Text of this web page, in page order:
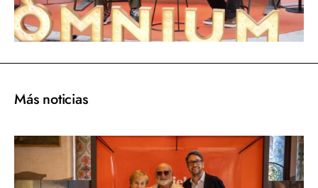
Más noticias